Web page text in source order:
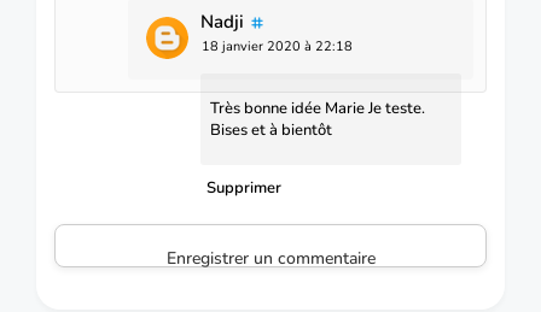
Nadji
18 janvier 2020 à 22:18
Très bonne idée Marie Je teste.
Bises et à bientôt
Supprimer
Enregistrer un commentaire